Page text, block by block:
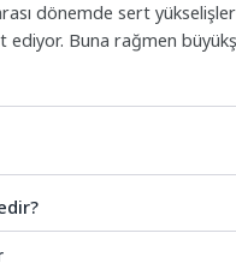
dönemde sert
ediyor. Buna rağmen